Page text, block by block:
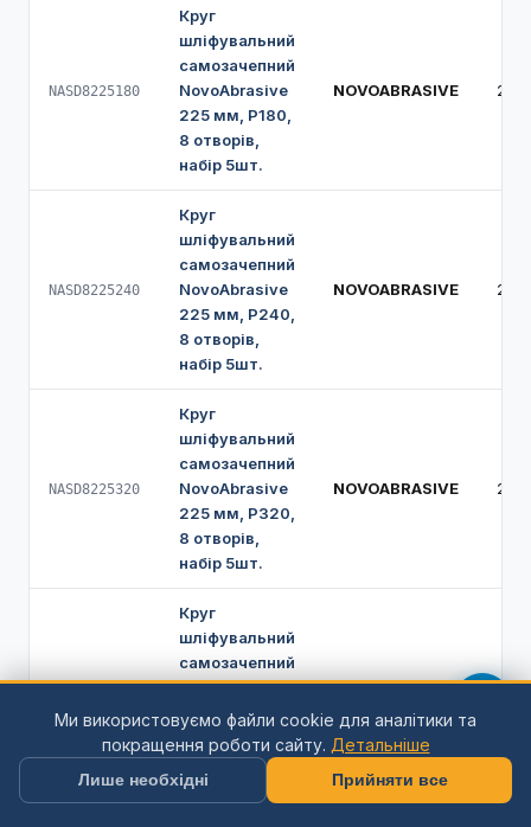
NASD8225180
Круг
шліфувальний
самозачепний
NovoAbrasive
225 мм, Р180,
8 отворів,
набір 5шт.
NOVOABRASIVE
NASD8225240
Круг
шліфувальний
самозачепний
NovoAbrasive
225 мм, Р240,
8 отворів,
набір 5шт.
NOVOABRASIVE
NASD8225320
Круг
шліфувальний
самозачепний
NovoAbrasive
225 мм, Р320,
8 отворів,
набір 5шт.
NOVOABRASIVE
NASD822540
Круг
шліфувальний
самозачепний
NovoAbrasive
225 мм, Р40,
8 отворів,
набір 5шт.
NOVOABRASIVE 225
Ми використовуємо файли cookie для аналітики та
покращення роботи сайту. Детальніше
Лише необхідні Прийняти все